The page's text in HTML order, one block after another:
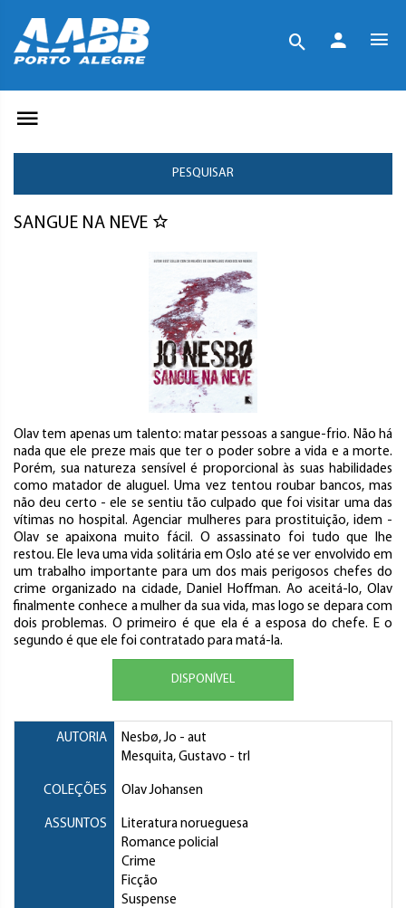
PESQUISAR
SANGUE NA NEVE
Olav tem apenas um talento: matar pessoas a sangue-frio. Não há
nada que ele preze mais que ter o poder sobre a vida e a morte.
Porém, sua natureza sensível é proporcional às suas habilidades
como matador de aluguel. Uma vez tentou roubar bancos, mas
não deu certo - ele se sentiu tão culpado que foi visitar uma das
vítimas no hospital. Agenciar mulheres para prostituição, idem -
Olav se apaixona muito fácil. O assassinato foi tudo que lhe
restou. Ele leva uma vida solitária em Oslo até se ver envolvido em
um trabalho importante para um dos mais perigosos chefes do
crime organizado na cidade, Daniel Hoffman. Ao aceitá-lo, Olav
finalmente conhece a mulher da sua vida, mas logo se depara com
dois problemas. O primeiro é que ela é a esposa do chefe. E o
segundo é que ele foi contratado para matá-la.
DISPONÍVEL
AUTORIA Nesbø, Jo - aut
Mesquita, Gustavo - trl
COLEÇÕES Olav Johansen
ASSUNTOS
Literatura norueguesa
Romance policial
Crime
Ficção
Suspense